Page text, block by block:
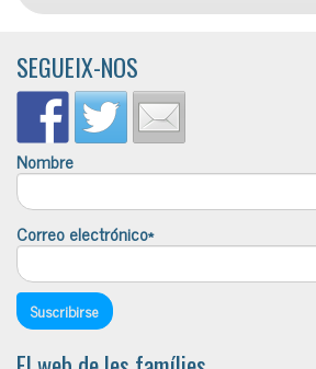
SEGUEIX-NOS
Nombre
Correo electrónico*